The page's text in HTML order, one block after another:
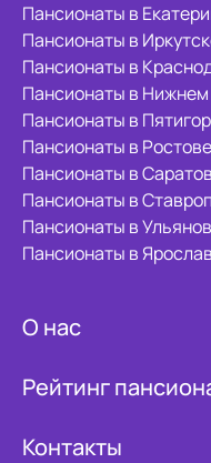
Пансионаты в
Пансионаты в
Пансионаты в
Пансионаты в
Пансионаты в
Пансионаты в
Пансионаты в
Пансионаты в
Пансионаты в
Пансионаты в
О нас
Рейтинг
Контакты